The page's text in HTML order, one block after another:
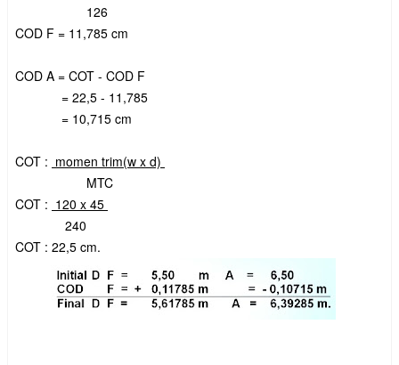
126
COD F = 11,785 cm
COD A = COT - COD F
= 22,5 - 11,785
= 10,715 cm
COT : momen trim(w x d)
MTC
COT : 120 x 45
240
COT : 22,5 cm.